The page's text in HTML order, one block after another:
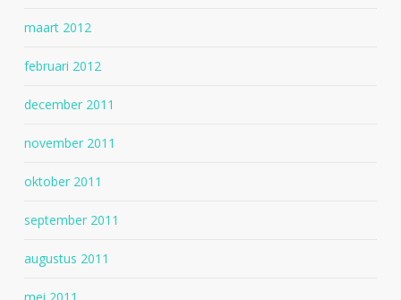
maart 2012
februari 2012
december 2011
november 2011
oktober 2011
september 2011
augustus 2011